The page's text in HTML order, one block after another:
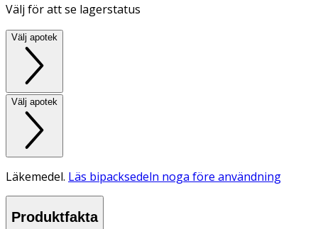
Välj för att se lagerstatus
Välj apotek
Välj apotek
Läkemedel. Läs bipacksedeln noga före användning
Produktfakta